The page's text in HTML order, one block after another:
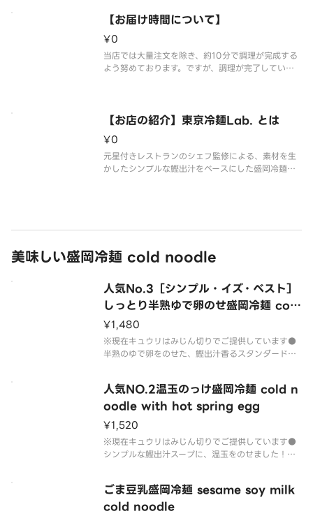
【お届け時間について】
¥0
当店では大量注文を除き、約10分で調理が完成する
よう努めております。ですが、調理が完了していて
ッチングがに時間を要するケー
【お店の紹介】東京冷麺Lab. とは
¥0
元星付きレストランのシェフ監修による、素材を生
かしたシンプルな鰹出汁をベースにした盛岡冷麺専
美味しい盛岡冷麺 cold noodle
人気No.3［シンプル・イズ・ベスト］
しっとり半熟ゆで卵のせ盛岡冷麺 cold
noodle with soft boiled egg
¥1,480
※現在キュウリはみじん切りでご提供しています●
半熟のゆで卵をのせた、鰹出汁香るスタンダード冷
ため）半熟ゆで卵：1/2個きゅうり＆キムチ
人気NO.2温玉のっけ盛岡冷麺 cold n
oodle with hot spring egg
¥1,520
※現在キュウリはみじん切りでご提供しています●
シンプルな鰹出汁スープに、温玉をのせました！卵
プ：230ml炙りチャーシュー：2枚とろ～り温泉
卵：1個きゅうり＆キムチ
ごま豆乳盛岡冷麺 sesame soy milk
cold noodle